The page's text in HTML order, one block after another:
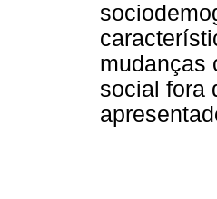
mudanças
social fora